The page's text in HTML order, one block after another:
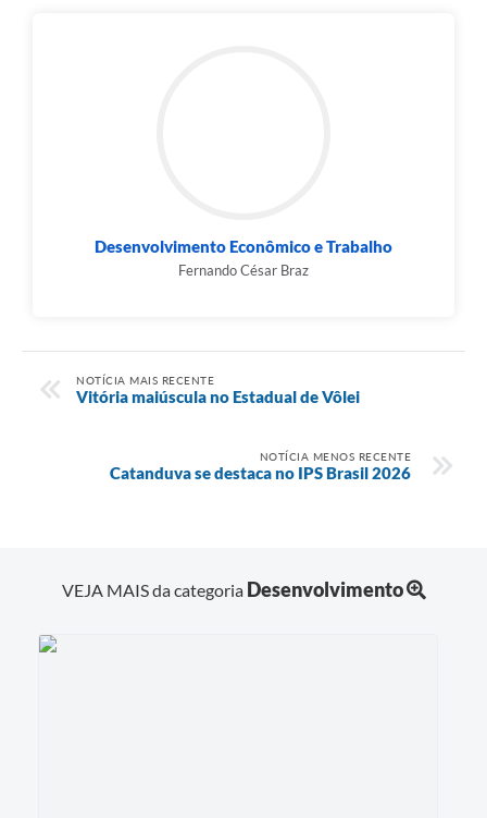
Desenvolvimento Econômico e Trabalho
Fernando César Braz
NOTÍCIA MAIS RECENTE
Vitória maiúscula no Estadual de Vôlei
NOTÍCIA MENOS RECENTE
Catanduva se destaca no IPS Brasil 2026
VEJA MAIS da categoria Desenvolvimento